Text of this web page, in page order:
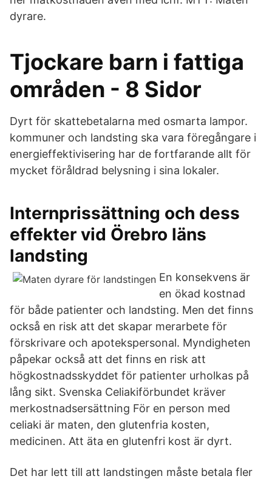
dyrare.
Tjockare barn i fattiga
områden - 8 Sidor
Dyrt för skattebetalarna med osmarta lampor.
kommuner och landsting ska vara föregångare i
energieffektivisering har de fortfarande allt för
mycket föråldrad belysning i sina lokaler.
Internprissättning och dess
effekter vid Örebro läns
landsting
En konsekvens är
en ökad kostnad
för både patienter och landsting. Men det finns
också en risk att det skapar merarbete för
förskrivare och apotekspersonal. Myndigheten
påpekar också att det finns en risk att
högkostnadsskyddet för patienter urholkas på
lång sikt. Svenska Celiakiförbundet kräver
merkostnadsersättning För en person med
celiaki är maten, den glutenfria kosten,
medicinen. Att äta en glutenfri kost är dyrt.
Det har lett till att landstingen måste betala fler